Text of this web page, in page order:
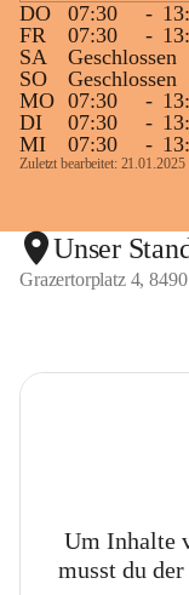
DO
07:30 -
FR
07:30 -
SA
Geschlossen
SO
Geschlossen
MO 07:30 -
DI
07:30 -
MI
07:30 -
Zuletzt bearbeitet: 21.01.2025
Unser
Grazertorplatz 4,
Um Inhalte
musst du